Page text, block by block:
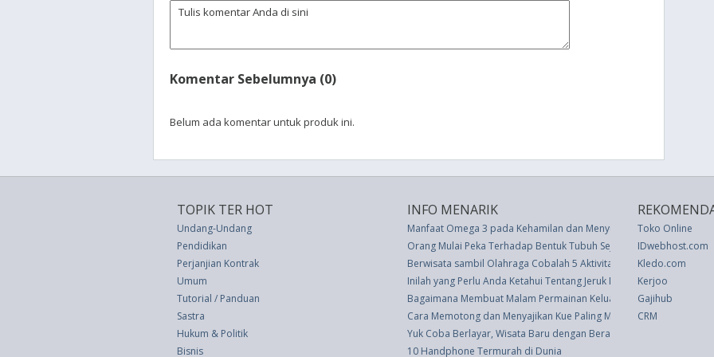
Komentar Sebelumnya (0)
Belum ada komentar untuk produk ini.
TOPIK TER HOT
Undang-Undang
Pendidikan
Perjanjian Kontrak
Umum
Tutorial / Panduan
Sastra
Hukum & Politik
Bisnis
INFO MENARIK
Manfaat Omega 3 pada Kehamilan dan Menyusui
Orang Mulai Peka Terhadap Bentuk Tubuh Sejak Usia 8 Tahun
Berwisata sambil Olahraga Cobalah 5 Aktivitas Ini
Inilah yang Perlu Anda Ketahui Tentang Jeruk Nipis Hitam
Bagaimana Membuat Malam Permainan Keluarga Menjadi Tradisi
Cara Memotong dan Menyajikan Kue Paling Mudah
Yuk Coba Berlayar, Wisata Baru dengan Beragam Manfaat
10 Handphone Termurah di Dunia
Toko Online
IDwebhost.com
Kledo.com
Kerjoo
Gajihub
CRM